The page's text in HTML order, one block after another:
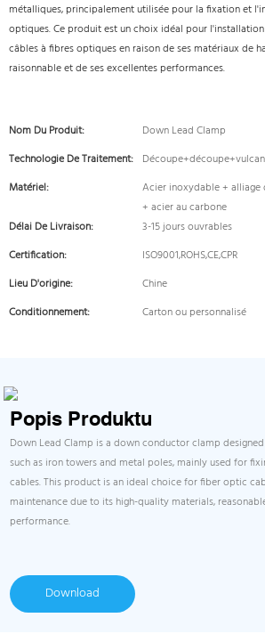
métalliques, principalement utilisée pour la fixation et
optiques. Ce produit est un choix idéal pour
câbles à fibres optiques en raison de ses matériaux de
raisonnable et de ses excellentes performances.
Nom Du Produit:
Down Lead Clamp
Technologie De Traitement:
Matériel:
Acier inoxydable +
+ acier au carbone
Délai De Livraison:
3-15 jours ouvrables
Certification:
ISO9001,ROHS,CE,CPR
Lieu D'origine:
Chine
Conditionnement:
Carton ou personnalisé
Popis Produktu
Down Lead Clamp is a down conductor clamp
such as iron towers and metal poles, mainly used for
cables. This product is an ideal choice for fiber optic
maintenance due to its high-quality materials,
performance.
Download